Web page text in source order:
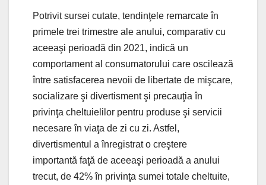
Potrivit sursei cutate, tendinţele remarcate în
primele trei trimestre ale anului, comparativ cu
aceeaşi perioadă din 2021, indică un
comportament al consumatorului care oscilează
între satisfacerea nevoii de libertate de mişcare,
socializare şi divertisment şi precauţia în
privinţa cheltuielilor pentru produse şi servicii
necesare în viaţa de zi cu zi. Astfel,
divertismentul a înregistrat o creştere
importantă faţă de aceeaşi perioadă a anului
trecut, de 42% în privinţa sumei totale cheltuite,